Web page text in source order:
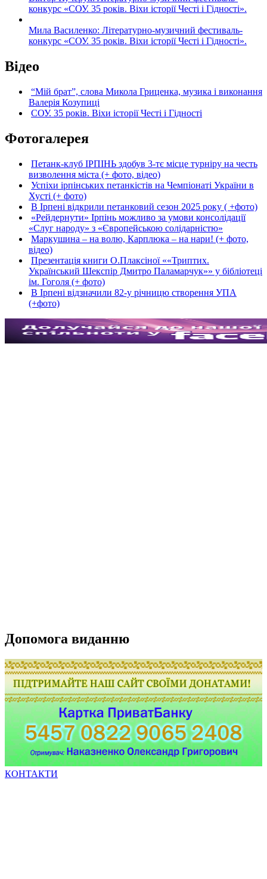
конкурс «СОУ. 35 років. Віхи історії Честі і Гідності».
Мила Василенко: Літературно-музичний фестиваль-
конкурс «СОУ. 35 років. Віхи історії Честі і Гідності».
Відео
“Мій брат”, слова Микола Гриценка, музика і виконання
Валерія Козупиці
СОУ. 35 років. Віхи історії Честі і Гідності
Фотогалерея
Петанк-клуб ІРПІНЬ здобув 3-тє місце турніру на честь
визволення міста (+ фото, відео)
Успіхи ірпінських петанкістів на Чемпіонаті України в
Хусті (+ фото)
В Ірпені відкрили петанковий сезон 2025 року ( +фото)
«Рейдернути» Ірпінь можливо за умови консолідації
«Слуг народу» з «Європейською солідарністю»
Маркушина – на волю, Карплюка – на нари! (+ фото,
відео)
Презентація книги О.Плаксіної ««Триптих.
Український Шекспір Дмитро Паламарчук»» у бібліотеці
ім. Гоголя (+ фото)
В Ірпені відзначили 82-у річницю створення УПА
(+фото)
Допомога виданню
КОНТАКТИ